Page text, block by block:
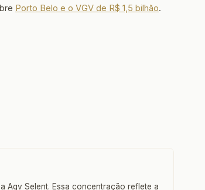
Porto Belo e o VGV de R$ 1,5 bilhão.
Agv Selent. Essa concentração reflete a